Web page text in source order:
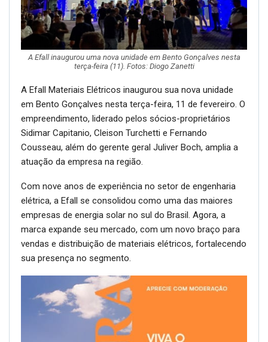
A Efall inaugurou uma nova unidade em Bento Gonçalves nesta
terça-feira (11). Fotos: Diogo Zanetti
A Efall Materiais Elétricos inaugurou sua nova unidade
em Bento Gonçalves nesta terça-feira, 11 de fevereiro. O
empreendimento, liderado pelos sócios-proprietários
Sidimar Capitanio, Cleison Turchetti e Fernando
Cousseau, além do gerente geral Juliver Boch, amplia a
atuação da empresa na região.
Com nove anos de experiência no setor de engenharia
elétrica, a Efall se consolidou como uma das maiores
empresas de energia solar no sul do Brasil. Agora, a
marca expande seu mercado, com um novo braço para
vendas e distribuição de materiais elétricos, fortalecendo
sua presença no segmento.